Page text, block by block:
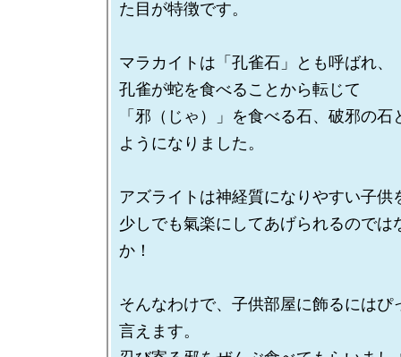
た目が特徴です。
マラカイトは「孔雀石」とも呼ばれ、
孔雀が蛇を食べることから転じて
「邪（じゃ）」を食べる石、破邪の石
ようになりました。
アズライトは神経質になりやすい子供
少しでも氣楽にしてあげられるのでは
か！
そんなわけで、子供部屋に飾るにはぴ
言えます。